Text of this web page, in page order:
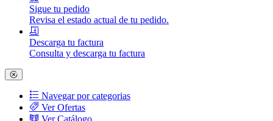
Sigue tu pedido
Revisa el estado actual de tu pedido.
Descarga tu factura
Consulta y descarga tu factura
Navegar por categorias
Ver Ofertas
Ver Catálogo